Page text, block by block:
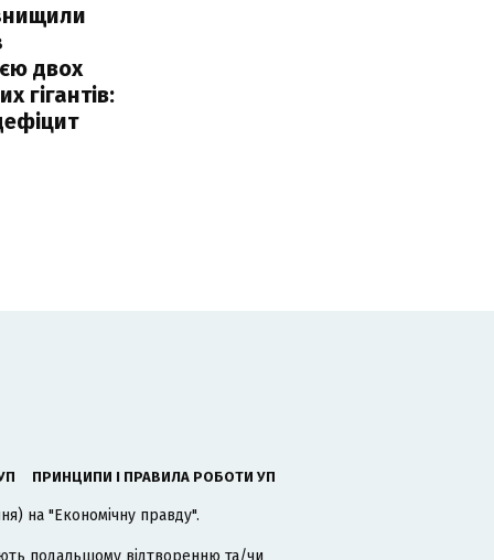
двох
гігантів:
ПРИНЦИПИ І ПРАВИЛА РОБОТИ УП
на "Економічну правду".
подальшому відтворенню та/чи